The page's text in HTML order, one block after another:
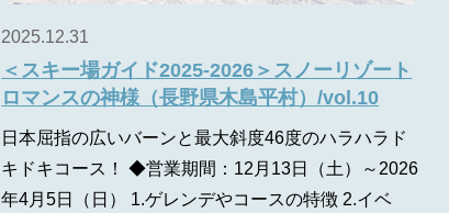
2025.12.31
＜スキー場ガイド2025-2026＞スノーリゾート
ロマンスの神様（長野県木島平村）/vol.10
日本屈指の広いバーンと最大斜度46度のハラハラド
キドキコース！ ◆営業期間：12月13日（土）～2026
年4月5日（日） 1.ゲレンデやコースの特徴 2.イベ